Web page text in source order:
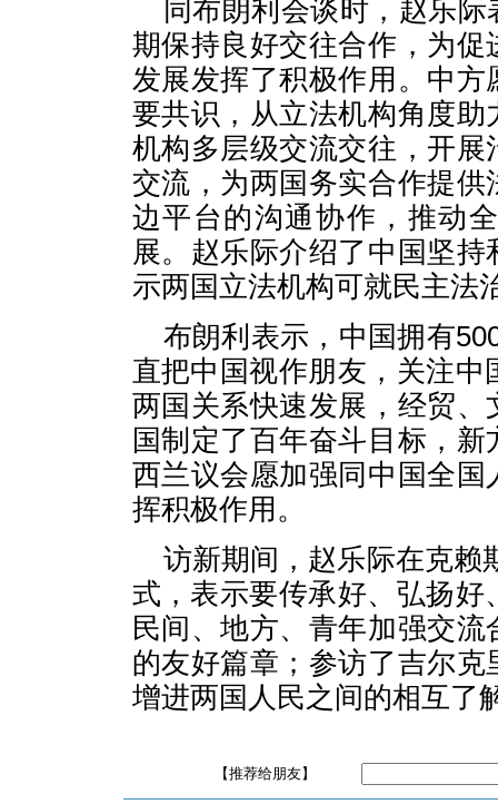
同布朗利会谈时，赵乐
期保持良好交往合作，为
发展发挥了积极作用。中
要共识，从立法机构角度
机构多层级交流交往，开
交流，为两国务实合作提
边平台的沟通协作，推动
展。赵乐际介绍了中国坚
示两国立法机构可就民主法
布朗利表示，中国拥有
直把中国视作朋友，关注
两国关系快速发展，经贸
国制定了百年奋斗目标，
西兰议会愿加强同中国全
挥积极作用。
访新期间，赵乐际在克赖
式，表示要传承好、弘扬好
民间、地方、青年加强交
的友好篇章；参访了吉尔
增进两国人民之间的相互了
【推荐给朋友】